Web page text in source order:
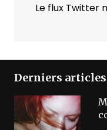
Le flux Twitter
Derniers articles